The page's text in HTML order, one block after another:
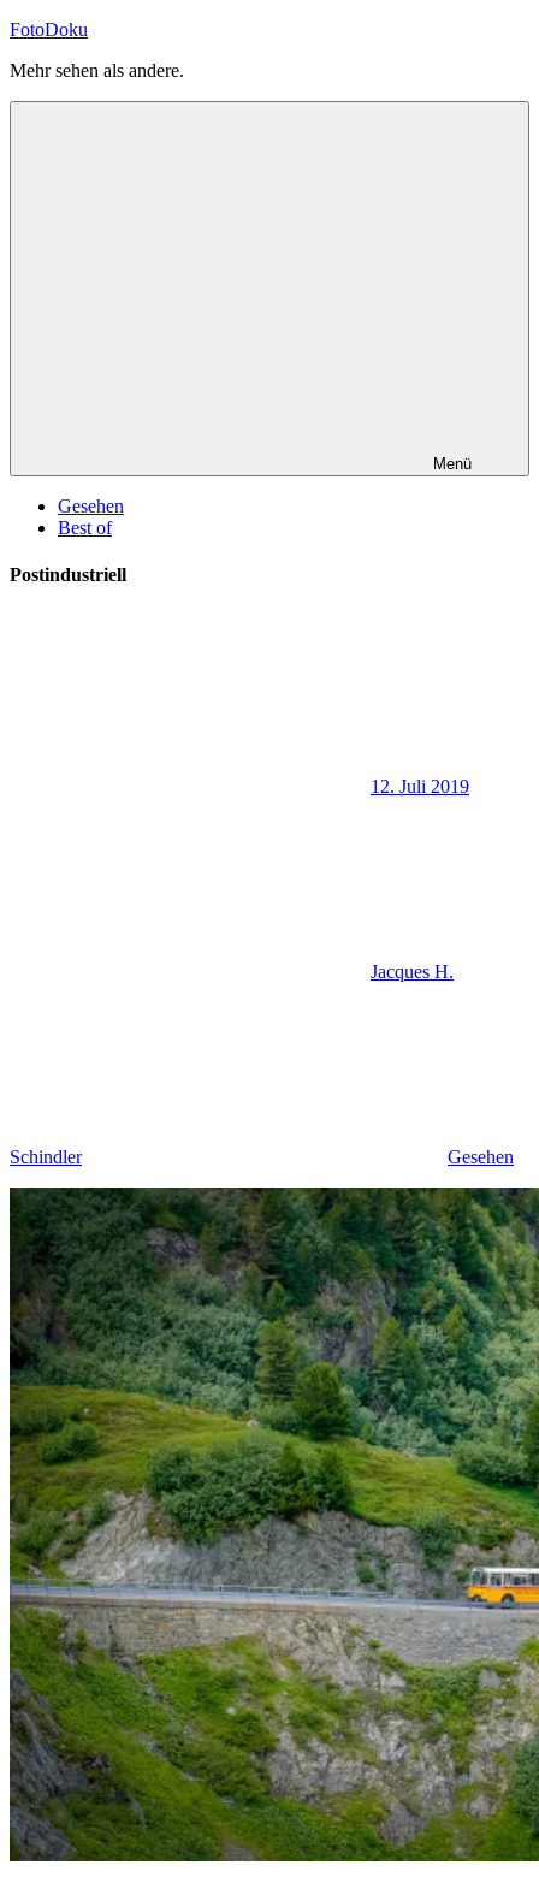
Zum
springen
FotoDoku
Mehr sehen als andere.
Menü
Gesehen
Best of
Postindustriell
12. Juli 2019
Jacques H.
Schindler Gesehen